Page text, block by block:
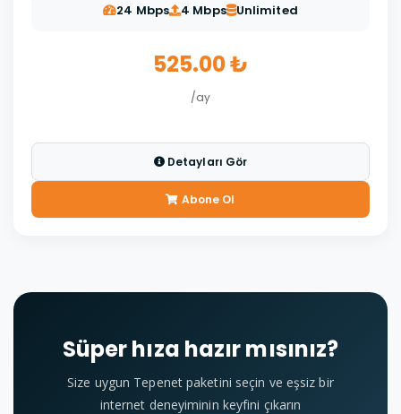
24 Mbps 4 Mbps Unlimited
525.00 ₺
/ay
Detayları Gör
Abone Ol
Süper hıza hazır mısınız?
Size uygun Tepenet paketini seçin ve eşsiz bir
internet deneyiminin keyfini çıkarın